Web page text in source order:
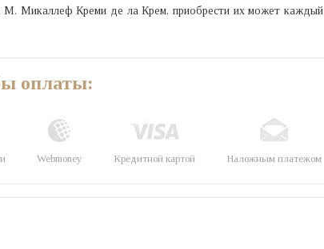
М. Микаллеф Креми де ла Крем, приобрести их может каждый
оплаты:
Webmoney Кредитной картой Наложным платежом